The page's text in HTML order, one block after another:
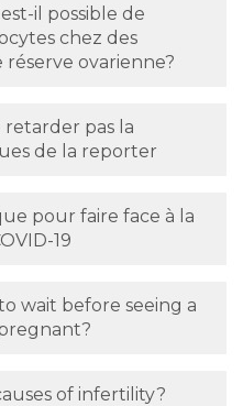
il possible de
chez des
ovarienne?
retarder pas la
de la reporter
pour faire face à la
19
wait before seeing a
of infertility?